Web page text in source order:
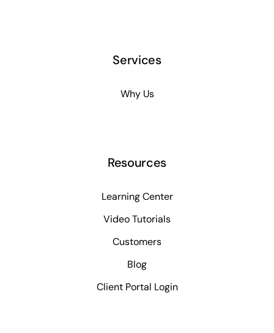
Services
Why Us
Resources
Learning Center
Video Tutorials
Customers
Blog
Client Portal Login